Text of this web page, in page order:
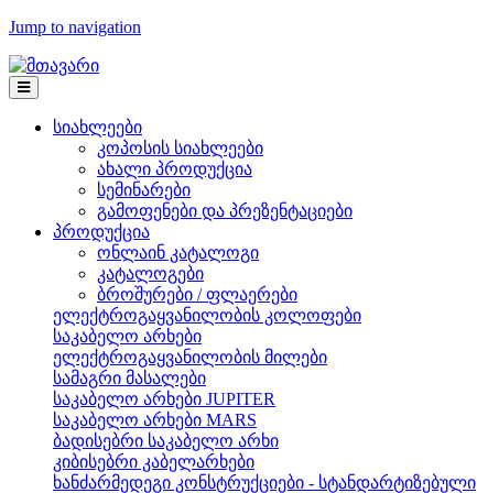
Jump to navigation
სიახლეები
კოპოსის სიახლეები
ახალი პროდუქცია
სემინარები
გამოფენები და პრეზენტაციები
პროდუქცია
ონლაინ კატალოგი
კატალოგები
ბროშურები / ფლაერები
ელექტროგაყვანილობის კოლოფები
საკაბელო არხები
ელექტროგაყვანილობის მილები
სამაგრი მასალები
საკაბელო არხები JUPITER
საკაბელო არხები MARS
ბადისებრი საკაბელო არხი
კიბისებრი კაბელარხები
ხანძარმედეგი კონსტრუქციები - სტანდარტიზებული